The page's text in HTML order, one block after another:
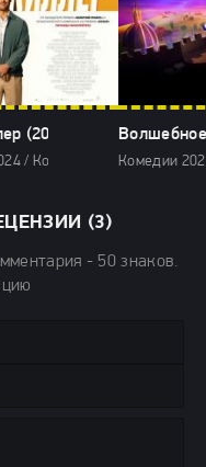
Мультфильмы 2024 /
(2024)
/ Комедии 2024 /Комедии
(3)
- 50 знаков.